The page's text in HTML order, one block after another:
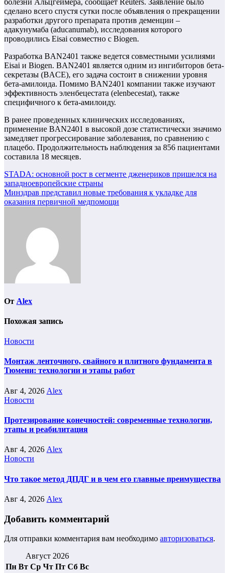
болезни Альцгеймера, сообщает Reuters. Заявление было
сделано всего спустя сутки после объявления о прекращении
разработки другого препарата против деменции –
адакунумаба (aducanumab), исследования которого
проводились Eisai совместно с Biogen.
Разработка BAN2401 также ведется совместными усилиями
Eisai и Biogen. BAN2401 является одним из ингибиторов бета-
секретазы (BACE), его задача состоит в снижении уровня
бета-амилоида. Помимо BAN2401 компании также изучают
эффективность эленбецестата (elenbecestat), также
специфичного к бета-амилоиду.
В ранее проведенных клинических исследованиях,
применение BAN2401 в высокой дозе статистически значимо
замедляет прогрессирование заболевания, по сравнению с
плацебо. Продолжительность наблюдения за 856 пациентами
составила 18 месяцев.
Навигация
по
записям
STADA: основной рост в сегменте дженериков пришелся на
западноевропейские страны
Минздрав представил новые требования к укладке для
оказания первичной медпомощи
От Alex
Похожая запись
Новости
Монтаж ленточного, свайного и плитного фундамента в
Тюмени: технологии и этапы работ
Авг 4, 2026 Alex
Новости
Протезирование конечностей: современные технологии,
этапы и реабилитация
Авг 4, 2026 Alex
Новости
Что такое метод ДПДГ и в чем его главные преимущества
Авг 4, 2026 Alex
Добавить комментарий
Для отправки комментария вам необходимо авторизоваться.
Август 2026
Пн Вт Ср Чт Пт Сб Вс